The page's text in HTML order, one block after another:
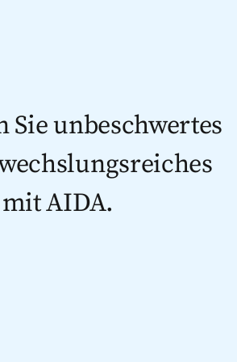
Sie unbeschwertes
AIDA.